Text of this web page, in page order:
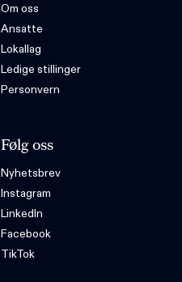
Om oss
Ansatte
Lokallag
Ledige stillinger
Personvern
Følg oss
Nyhetsbrev
Instagram
LinkedIn
Facebook
TikTok